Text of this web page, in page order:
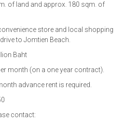
of land and approx. 180 sqm. of
store and local shopping
to Jomtien Beach.
Baht
month (on a one year contract).
advance rent is required.
contact: